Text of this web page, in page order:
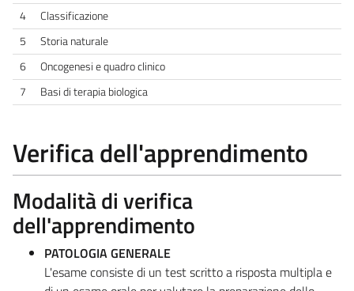
4
Classificazione
5
Storia naturale
6
Oncogenesi e quadro clinico
7
Basi di terapia biologica
Verifica dell'apprendimento
Modalità di verifica
dell'apprendimento
PATOLOGIA GENERALE
L'esame consiste di un test scritto a risposta multipla e